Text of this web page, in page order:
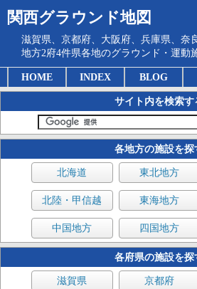
関西グラウンド地図
滋賀県、京都府、大阪府、兵庫県、奈
地方2府4件県各地のグラウンド・運動
HOME INDEX BLOG
サイト内を検索す
各地方の施設を探
北海道 東北地方
北陸・甲信越 東海地方
中国地方 四国地方
各府県の施設を探
滋賀県 京都府